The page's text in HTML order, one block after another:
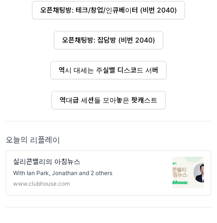
오픈채팅방: 테크/창업/인큐베이터 (비번 2040)
오픈채팅방: 잡담방 (비번 2040)
역시 대세는 주실밸 디스코드 서버
역대급 세션들 모아놓은 팟캐스트
오늘의 리플레이
실리콘밸리의 아침뉴스
With Ian Park, Jonathan and 2 others
www.clubhouse.com